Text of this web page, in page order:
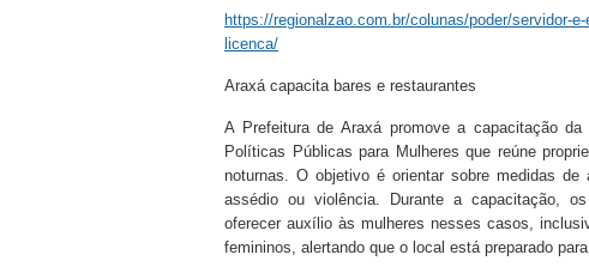
https://regionalzao.com.br/colunas/poder/servidor-
licenca/
Araxá capacita bares e restaurantes
A Prefeitura de Araxá promove a capacitação da
Políticas Públicas para Mulheres que reúne
noturnas. O objetivo é orientar sobre medidas
assédio ou violência. Durante a capacitação,
oferecer auxílio às mulheres nesses casos,
femininos, alertando que o local está preparado